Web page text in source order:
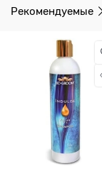
Рекомендуемые